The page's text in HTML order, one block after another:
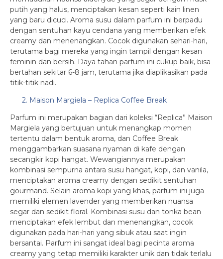
putih yang halus, menciptakan kesan seperti kain linen
yang baru dicuci. Aroma susu dalam parfum ini berpadu
dengan sentuhan kayu cendana yang memberikan efek
creamy dan menenangkan. Cocok digunakan sehari-hari,
terutama bagi mereka yang ingin tampil dengan kesan
feminin dan bersih. Daya tahan parfum ini cukup baik, bisa
bertahan sekitar 6-8 jam, terutama jika diaplikasikan pada
titik-titik nadi.
2. Maison Margiela – Replica Coffee Break
Parfum ini merupakan bagian dari koleksi “Replica” Maison
Margiela yang bertujuan untuk menangkap momen
tertentu dalam bentuk aroma, dan Coffee Break
menggambarkan suasana nyaman di kafe dengan
secangkir kopi hangat. Wewangiannya merupakan
kombinasi sempurna antara susu hangat, kopi, dan vanila,
menciptakan aroma creamy dengan sedikit sentuhan
gourmand. Selain aroma kopi yang khas, parfum ini juga
memiliki elemen lavender yang memberikan nuansa
segar dan sedikit floral. Kombinasi susu dan tonka bean
menciptakan efek lembut dan menenangkan, cocok
digunakan pada hari-hari yang sibuk atau saat ingin
bersantai. Parfum ini sangat ideal bagi pecinta aroma
creamy yang tetap memiliki karakter unik dan tidak terlalu